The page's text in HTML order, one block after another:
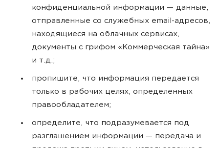
конфиденциальной информации — данные,
отправленные со служебных email-адресов,
находящиеся на облачных сервисах,
документы с грифом «Коммерческая тайна»
и т.д.;
пропишите, что информация передается
только в рабочих целях, определенных
правообладателем;
определите, что подразумевается под
разглашением информации — передача и